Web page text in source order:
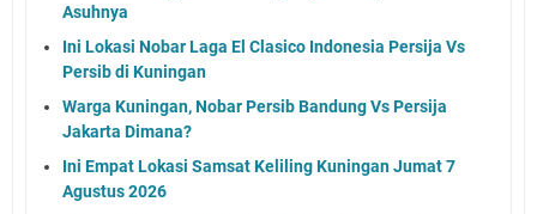
Asuhnya
Ini Lokasi Nobar Laga El Clasico Indonesia Persija Vs
Persib di Kuningan
Warga Kuningan, Nobar Persib Bandung Vs Persija
Jakarta Dimana?
Ini Empat Lokasi Samsat Keliling Kuningan Jumat 7
Agustus 2026